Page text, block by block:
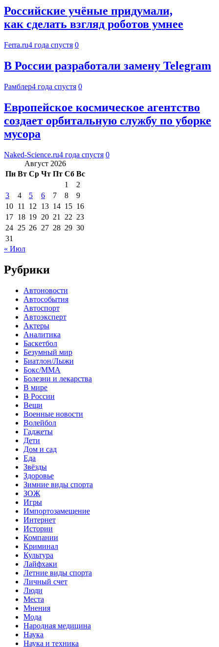
Российские учёные придумали,
как сделать взгляд роботов умнее
Ferra.ru4 года спустя 0
В России разработали замену Telegram
Рамблер4 года спустя 0
Европейское космическое агентство
создает орбитальную службу по уборке
мусора
Naked-Science.ru4 года спустя 0
Август 2026
Пн Вт Ср Чт Пт Сб Вс
1
2
3
4 5 6 7 8
9
10 11 12 13 14 15 16
17 18 19 20 21 22 23
24 25 26 27 28 29 30
31
« Июл
Рубрики
Автоновости
Автособытия
Автоспорт
Автоэксперт
Актеры
Аналитика
Баскетбол
Безумный мир
Биатлон/Лыжи
Бокс/MMA
Болезни и лекарства
В мире
В России
Вещи
Военные новости
Волейбол
Гаджеты
Дети
Дом и сад
Еда
Звёзды
Здоровье
Зимние виды спорта
ЗОЖ
Игры
Импортозамещение
Интернет
Истории
Компании
Криминал
Культура
Лайфхаки
Летние виды спорта
Личный счет
Люди
Места
Мнения
Мода
Народная медицина
Наука
Наука и техника